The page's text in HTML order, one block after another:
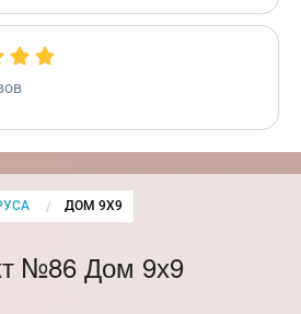
CURRENT:
ДОМ 9Х9
№86 Дом 9х9